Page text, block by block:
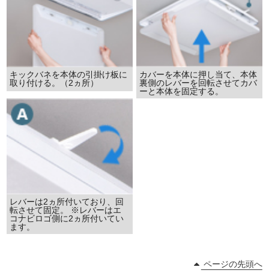
キックバネを本体の引掛け板に
取り付ける。（2ヵ所）
カバーを本体に押し当て、本体
裏側のレバーを回転させてカバ
ーと本体を固定する。
レバーは2ヵ所付いており、回
転させて固定。 ※レバーはエ
コナビロゴ側に2ヵ所付いてい
ます。
ページの先頭へ